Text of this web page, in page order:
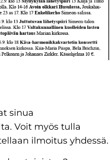
sinua
Voit myös tulla
ilmoitus yhdessä.